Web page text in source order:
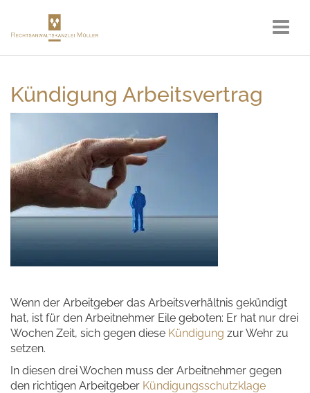
Kündigung Arbeitsvertrag
Wenn der Arbeitgeber das Arbeitsverhältnis gekündigt
hat, ist für den Arbeitnehmer Eile geboten: Er hat nur drei
Wochen Zeit, sich gegen diese Kündigung zur Wehr zu
setzen.
In diesen drei Wochen muss der Arbeitnehmer gegen
den richtigen Arbeitgeber Kündigungsschutzklage